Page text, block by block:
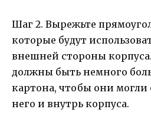
Шаг 2. Вырежьте
которые будут
внешней стороны
должны быть немного
картона, чтобы они могли
него и внутрь корпуса.